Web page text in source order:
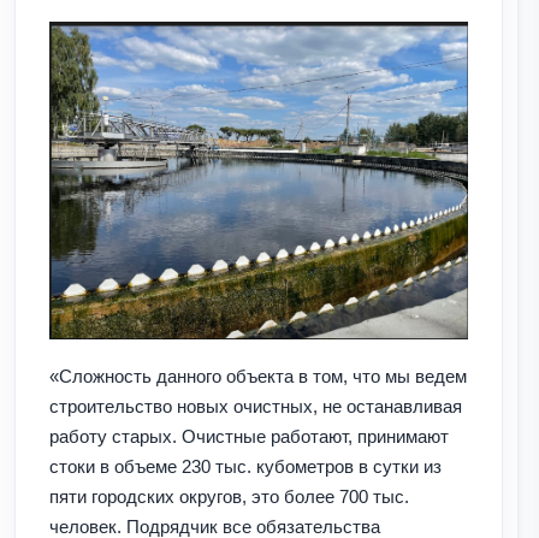
«Сложность данного объекта в том, что мы ведем
строительство новых очистных, не останавливая
работу старых. Очистные работают, принимают
стоки в объеме 230 тыс. кубометров в сутки из
пяти городских округов, это более 700 тыс.
человек. Подрядчик все обязательства